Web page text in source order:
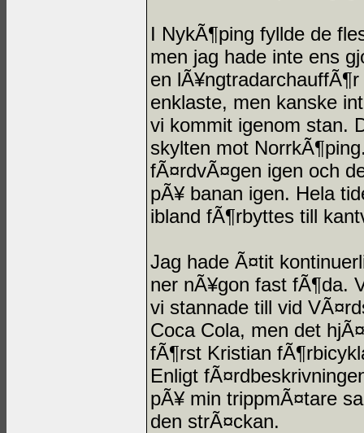
I NykÃ¶ping fyllde de
men jag hade inte ens
en
enklaste, men kanske
vi kommit igenom stan.
skylten mot
fÃ¤rdvÃ¤gen igen och
pÃ¥ banan igen. Hela
ibland fÃ¶rbyttes till
Jag hade Ã¤tit
ner nÃ¥gon fast fÃ¶da.
vi stannade till vid
Coca Cola, men det
fÃ¶rst Kristian
Enligt
pÃ¥ min trippmÃ¤tare
den strÃ¤ckan.